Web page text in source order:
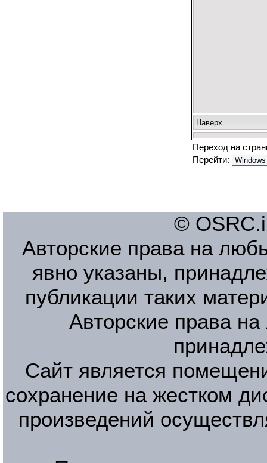
Наверх
Переход на
Перейти:
©
Авторские права на
явно указаны,
публикации таких
Авторские права
Сайт является
сохранение на жестком
произведений